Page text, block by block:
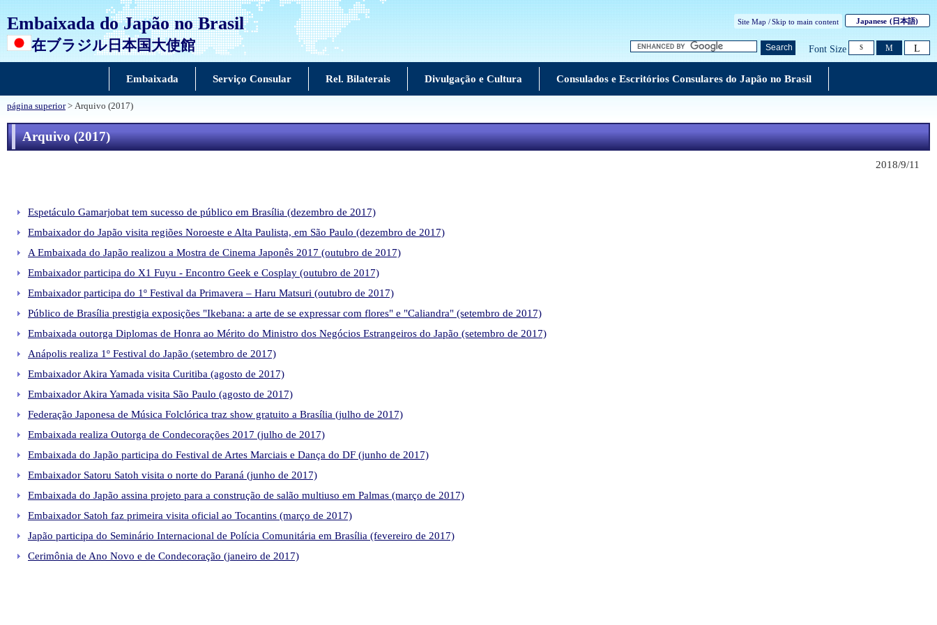
Embaixada do Japão no Brasil
在ブラジル日本国大使館
Site Map /Skip to main content Japanese (日本語)
Search Font Size S M L
Embaixada Serviço Consular Rel. Bilaterais Divulgação e Cultura Consulados e Escritórios Consulares do Japão no Brasil
página superior> Arquivo (2017)
Arquivo (2017)
2018/9/11
Espetáculo Gamarjobat tem sucesso de público em Brasília (dezembro de 2017)
Embaixador do Japão visita regiões Noroeste e Alta Paulista, em São Paulo (dezembro de 2017)
A Embaixada do Japão realizou a Mostra de Cinema Japonês 2017 (outubro de 2017)
Embaixador participa do X1 Fuyu - Encontro Geek e Cosplay (outubro de 2017)
Embaixador participa do 1º Festival da Primavera – Haru Matsuri (outubro de 2017)
Público de Brasília prestigia exposições "Ikebana: a arte de se expressar com flores" e "Caliandra" (setembro de 2017)
Embaixada outorga Diplomas de Honra ao Mérito do Ministro dos Negócios Estrangeiros do Japão (setembro de 2017)
Anápolis realiza 1º Festival do Japão (setembro de 2017)
Embaixador Akira Yamada visita Curitiba (agosto de 2017)
Embaixador Akira Yamada visita São Paulo (agosto de 2017)
Federação Japonesa de Música Folclórica traz show gratuito a Brasília (julho de 2017)
Embaixada realiza Outorga de Condecorações 2017 (julho de 2017)
Embaixada do Japão participa do Festival de Artes Marciais e Dança do DF (junho de 2017)
Embaixador Satoru Satoh visita o norte do Paraná (junho de 2017)
Embaixada do Japão assina projeto para a construção de salão multiuso em Palmas (março de 2017)
Embaixador Satoh faz primeira visita oficial ao Tocantins (março de 2017)
Japão participa do Seminário Internacional de Polícia Comunitária em Brasília (fevereiro de 2017)
Cerimônia de Ano Novo e de Condecoração (janeiro de 2017)